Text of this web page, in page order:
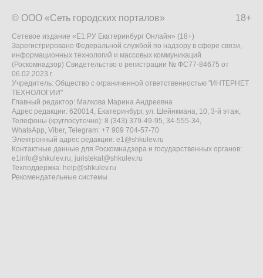
18+
© ООО «Сеть городских порталов»
Сетевое издание «Е1.РУ Екатеринбург Онлайн» (18+)
Зарегистрировано Федеральной службой по надзору в сфере связи,
информационных технологий и массовых коммуникаций
(Роскомнадзор) Свидетельство о регистрации № ФС77-84675 от
06.02.2023 г.
Учредитель: Общество с ограниченной ответственностью "ИНТЕРНЕТ
ТЕХНОЛОГИИ"
Главный редактор: Малкова Марина Андреевна
Адрес редакции: 620014, Екатеринбург, ул. Шейнкмана, 10, 3-й этаж,
Телефоны (круглосуточно): 8 (343) 379-49-95, 34-555-34,
WhatsApp, Viber, Telegram: +7 909 704-57-70
Электронный адрес редакции: e1@shkulev.ru
Контактные данные для Роскомнадзора и государственных органов:
e1info@shkulev.ru, juristekat@shkulev.ru
Техподдержка: help@shkulev.ru
Рекомендательные системы